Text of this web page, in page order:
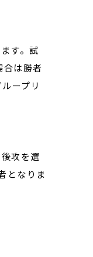
す。試
合は勝者
ープリ
攻を選
となりま